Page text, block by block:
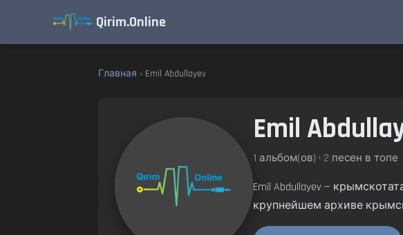
Qirim.Online
Главная › Emil Abdullayev
Emil
1 альбом(ов) • 2 песен в топе
Emil Abdullayev —
крупнейшем архиве